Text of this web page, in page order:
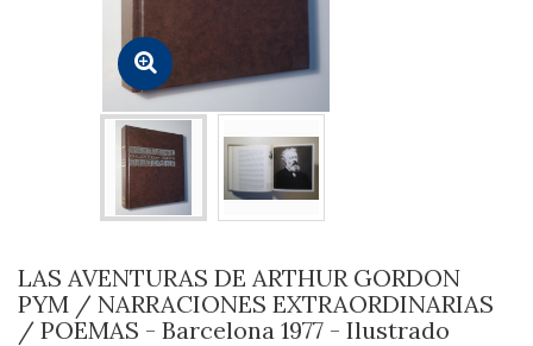
LAS AVENTURAS DE ARTHUR GORDON
PYM / NARRACIONES EXTRAORDINARIAS
/ POEMAS - Barcelona 1977 - Ilustrado